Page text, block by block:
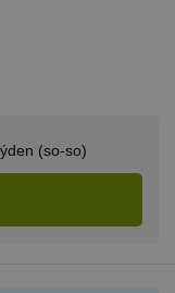
(so-so)